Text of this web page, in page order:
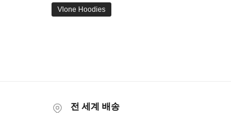
Vlone Hoodies
전 세계 배송